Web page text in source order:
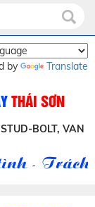
by Translate
THÁI SƠN
BOLT, VAN
- Trách